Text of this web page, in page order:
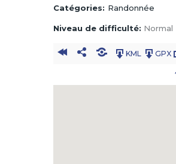
Catégories: Randonnée
Niveau de difficulté: Normal
KML GPX